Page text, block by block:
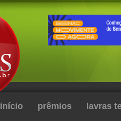
início prêmios lavras